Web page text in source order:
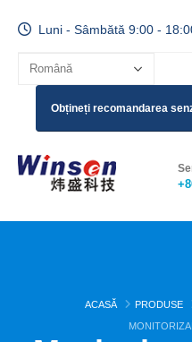
Luni - Sâmbătă 9:00 -
Obțineți recomandarea
ACASĂ PRODUSE